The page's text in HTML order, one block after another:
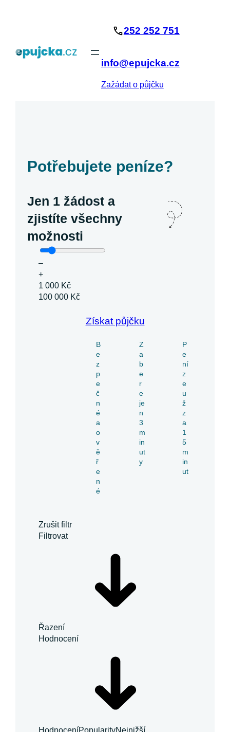
252 252 751
info@epujcka.cz
Zažádat o půjčku
Potřebujete peníze?
Jen 1 žádost a
zjistíte všechny
možnosti
–
+
1 000 Kč
100 000 Kč
Získat půjčku
B
e
z
p
e
č
n
é
a
o
v
ě
ř
e
n
é
Z
a
b
e
r
e
je
n
3
m
in
ut
y
P
e
ní
z
e
u
ž
z
a
1
5
m
in
ut
Zrušit filtr
Filtrovat
Řazení
Hodnocení
HodnoceníPopularityNejnižší